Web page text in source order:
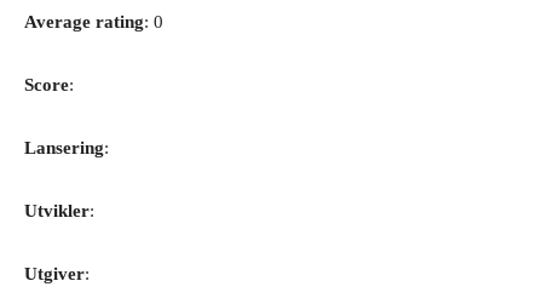
Average rating: 0
Score:
Lansering:
Utvikler:
Utgiver: